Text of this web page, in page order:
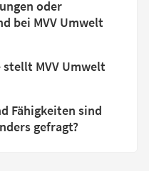
oder
bei MVV Umwelt
MVV Umwelt
Fähigkeiten sind
gefragt?